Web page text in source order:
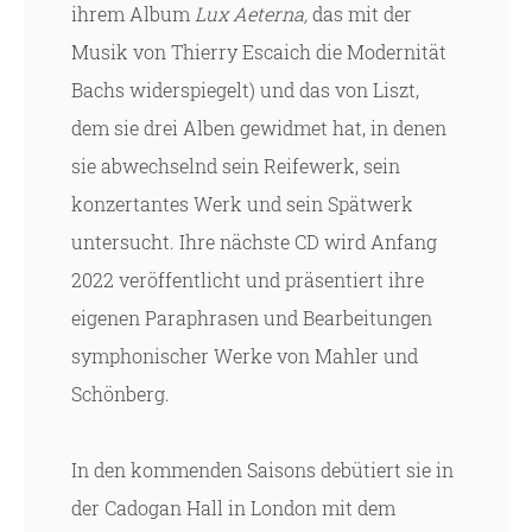
ihrem Album Lux Aeterna,das mit der
Musik von Thierry Escaich die Modernität
Bachs widerspiegelt) und das von Liszt,
dem sie drei Alben gewidmet hat, in denen
sie abwechselnd sein Reifewerk, sein
konzertantes Werk und sein Spätwerk
untersucht. Ihre nächste CD wird Anfang
2022 veröffentlicht und präsentiert ihre
eigenen Paraphrasen und Bearbeitungen
symphonischer Werke von Mahler und
Schönberg.
In den kommenden Saisons debütiert sie in
der Cadogan Hall in London mit dem